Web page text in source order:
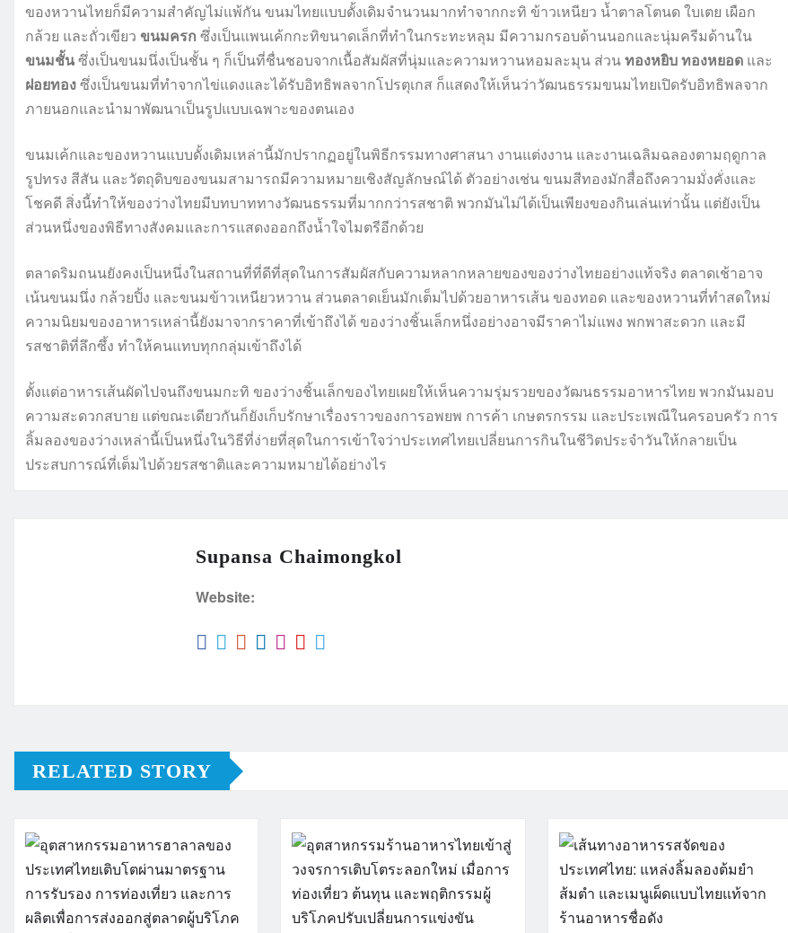
ของหวานไทยก็มีความสำคัญไม่แพ้กัน ขนมไทยแบบดั้งเดิมจำนวนมากทำจากกะทิ ข้าวเหนียว น้ำตาลโตนด ใบเตย เผือก
กล้วย และถั่วเขียว ขนมครก ซึ่งเป็นแพนเค้กกะทิขนาดเล็กที่ทำในกระทะหลุม มีความกรอบด้านนอกและนุ่มครีมด้านใน
ขนมชั้นซึ่งเป็นขนมนึ่งเป็นชั้น ๆ ก็เป็นที่ชื่นชอบจากเนื้อสัมผัสที่นุ่มและความหวานหอมละมุน ส่วนทองหยิบทองหยอด และ
ฝอยทองซึ่งเป็นขนมที่ทำจากไข่แดงและได้รับอิทธิพลจากโปรตุเกส ก็แสดงให้เห็นว่าวัฒนธรรมขนมไทยเปิดรับอิทธิพลจาก
ภายนอกและนำมาพัฒนาเป็นรูปแบบเฉพาะของตนเอง
ขนมเค้กและของหวานแบบดั้งเดิมเหล่านี้มักปรากฏอยู่ในพิธีกรรมทางศาสนา งานแต่งงาน และงานเฉลิมฉลองตามฤดูกาล
รูปทรง สีสัน และวัตถุดิบของขนมสามารถมีความหมายเชิงสัญลักษณ์ได้ ตัวอย่างเช่น ขนมสีทองมักสื่อถึงความมั่งคั่งและ
โชคดี สิ่งนี้ทำให้ของว่างไทยมีบทบาททางวัฒนธรรมที่มากกว่ารสชาติ พวกมันไม่ได้เป็นเพียงของกินเล่นเท่านั้น แต่ยังเป็น
ส่วนหนึ่งของพิธีทางสังคมและการแสดงออกถึงน้ำใจไมตรีอีกด้วย
ตลาดริมถนนยังคงเป็นหนึ่งในสถานที่ที่ดีที่สุดในการสัมผัสกับความหลากหลายของของว่างไทยอย่างแท้จริง ตลาดเช้าอาจ
เน้นขนมนึ่ง กล้วยปิ้ง และขนมข้าวเหนียวหวาน ส่วนตลาดเย็นมักเต็มไปด้วยอาหารเส้น ของทอด และของหวานที่ทำสดใหม่
ความนิยมของอาหารเหล่านี้ยังมาจากราคาที่เข้าถึงได้ ของว่างชิ้นเล็กหนึ่งอย่างอาจมีราคาไม่แพง พกพาสะดวก และมี
รสชาติที่ลึกซึ้ง ทำให้คนแทบทุกกลุ่มเข้าถึงได้
ตั้งแต่อาหารเส้นผัดไปจนถึงขนมกะทิ ของว่างชิ้นเล็กของไทยเผยให้เห็นความรุ่มรวยของวัฒนธรรมอาหารไทย พวกมันมอบ
ความสะดวกสบาย แต่ขณะเดียวกันก็ยังเก็บรักษาเรื่องราวของการอพยพ การค้า เกษตรกรรม และประเพณีในครอบครัว การ
ลิ้มลองของว่างเหล่านี้เป็นหนึ่งในวิธีที่ง่ายที่สุดในการเข้าใจว่าประเทศไทยเปลี่ยนการกินในชีวิตประจำวันให้กลายเป็น
ประสบการณ์ที่เต็มไปด้วยรสชาติและความหมายได้อย่างไร
Supansa Chaimongkol
Website:
RELATED STORY